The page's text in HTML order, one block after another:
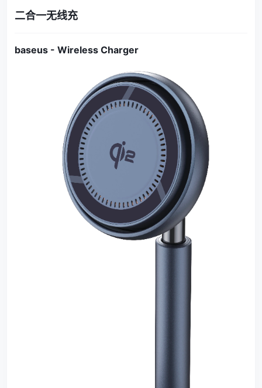
二合一无线充
baseus - Wireless Charger